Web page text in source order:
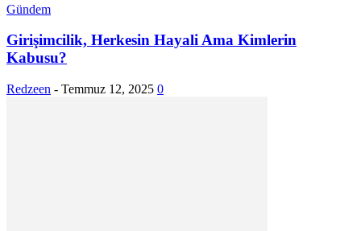
Gündem
Girişimcilik, Herkesin Hayali Ama Kimlerin
Kabusu?
Redzeen - Temmuz 12, 2025 0